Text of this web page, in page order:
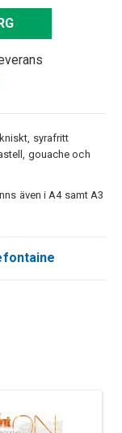
syrafritt
gouache och
även i A4 samt A3